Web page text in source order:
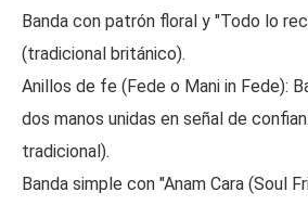
Banda con patrón floral y "Todo lo
(tradicional británico).
Anillos de fe (Fede o Mani in Fede):
dos manos unidas en señal de
tradicional).
Banda simple con "Anam Cara (Soul